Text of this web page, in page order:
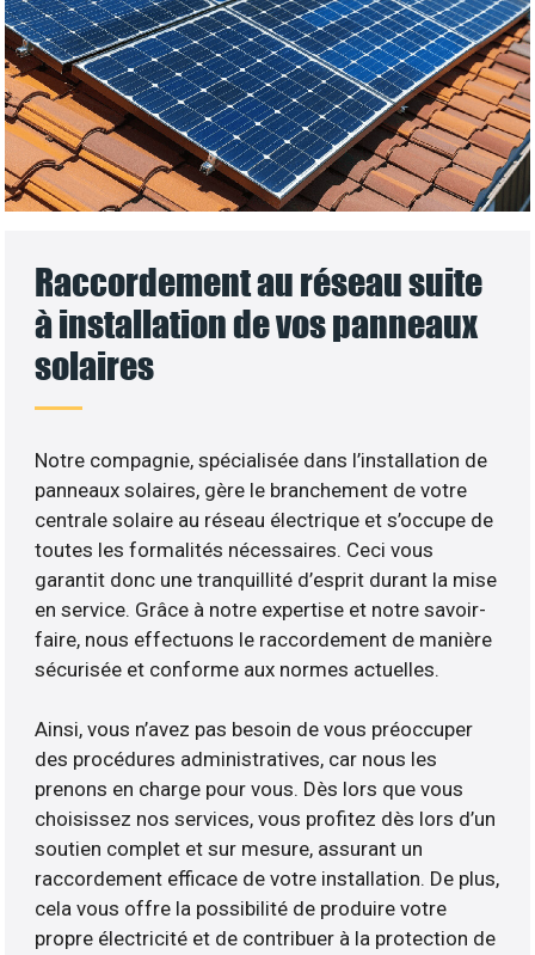
Raccordement au réseau suite
à installation de vos panneaux
solaires
Notre compagnie, spécialisée dans l’installation de
panneaux solaires, gère le branchement de votre
centrale solaire au réseau électrique et s’occupe de
toutes les formalités nécessaires. Ceci vous
garantit donc une tranquillité d’esprit durant la mise
en service. Grâce à notre expertise et notre savoir-
faire, nous effectuons le raccordement de manière
sécurisée et conforme aux normes actuelles.
Ainsi, vous n’avez pas besoin de vous préoccuper
des procédures administratives, car nous les
prenons en charge pour vous. Dès lors que vous
choisissez nos services, vous profitez dès lors d’un
soutien complet et sur mesure, assurant un
raccordement efficace de votre installation. De plus,
cela vous offre la possibilité de produire votre
propre électricité et de contribuer à la protection de